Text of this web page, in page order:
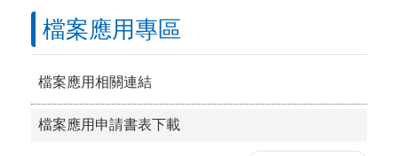
檔案應用專區
檔案應用相關連結
檔案應用申請書表下載